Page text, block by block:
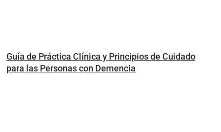
Guía de Práctica Clínica y Principios de Cuidado
para las Personas con Demencia